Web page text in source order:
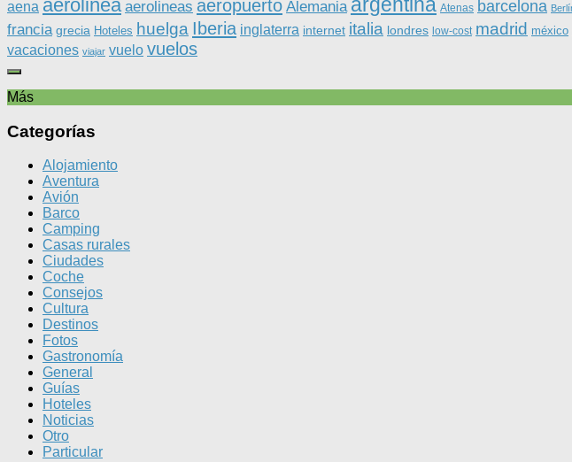
aena aerolinea aerolineas aeropuerto Alemania Atenas barcelona
francia grecia Hoteles huelga Iberia inglaterra internet italia londres low-cost madrid méxico
vacaciones viajar vuelo vuelos
Más
Categorías
Alojamiento
Aventura
Avión
Barco
Camping
Casas rurales
Ciudades
Coche
Consejos
Cultura
Destinos
Fotos
Gastronomía
General
Guías
Hoteles
Noticias
Otro
Particular